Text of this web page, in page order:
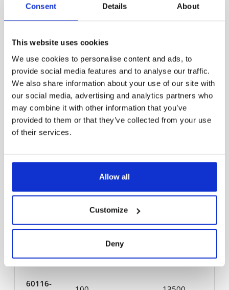
Consent Details About
This website uses cookies
We use cookies to personalise content and ads, to
provide social media features and to analyse our traffic.
We also share information about your use of our site with
our social media, advertising and analytics partners who
may combine it with other information that you’ve
provided to them or that they’ve collected from your use
of their services.
Allow all
Customize
Deny
60108-
401
60109-
401
50 6500
60112-
401
50 6500
60114-
100 13500
60116-